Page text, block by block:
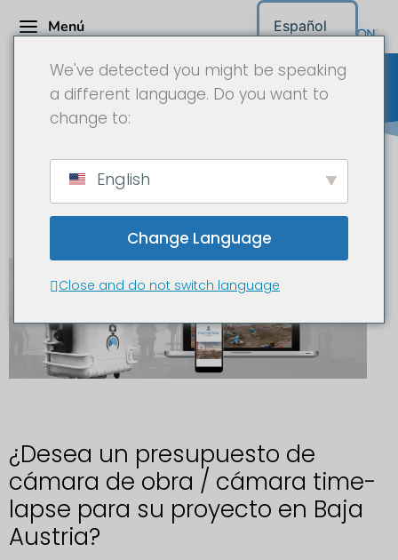
Menú
Sistemas de cámaras de larga
duración Baja Austria
¿Desea un presupuesto de
cámara de obra / cámara time-
lapse para su proyecto en Baja
Austria?
We've detected you might be speaking
a different language. Do you want to
change to:
English
Change Language
Close and do not switch language
Español